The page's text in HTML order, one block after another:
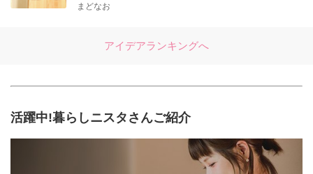
まどなお
アイデアランキングへ
活躍中!暮らしニスタさんご紹介